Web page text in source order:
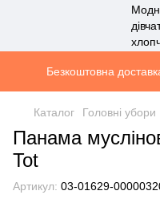
Безкоштовна
Каталог Головні убори
Панама
Tot
Артикул: 03-01629-